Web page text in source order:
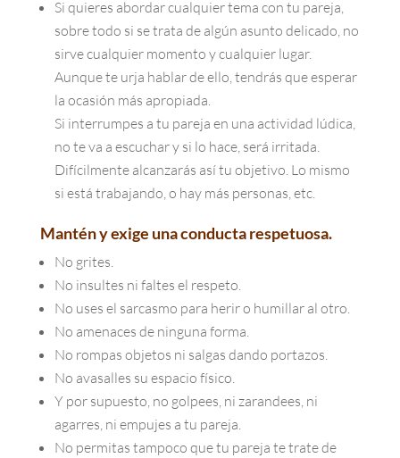
Si quieres abordar cualquier tema con tu pareja,
sobre todo si se trata de algún asunto delicado, no
sirve cualquier momento y cualquier lugar.
Aunque te urja hablar de ello, tendrás que esperar
la ocasión más apropiada.
Si interrumpes a tu pareja en una actividad lúdica,
no te va a escuchar y si lo hace, será irritada.
Difícilmente alcanzarás así tu objetivo. Lo mismo
si está trabajando, o hay más personas, etc.
Mantén y exige una conducta respetuosa.
No grites.
No insultes ni faltes el respeto.
No uses el sarcasmo para herir o humillar al otro.
No amenaces de ninguna forma.
No rompas objetos ni salgas dando portazos.
No avasalles su espacio físico.
Y por supuesto, no golpees, ni zarandees, ni
agarres, ni empujes a tu pareja.
No permitas tampoco que tu pareja te trate de